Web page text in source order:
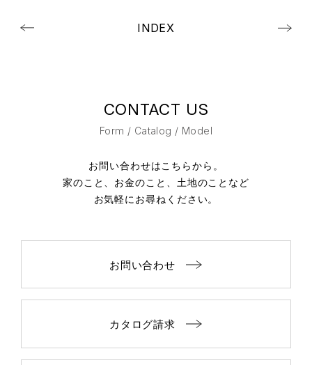
INDEX
CONTACT US
Form / Catalog / Model
お問い合わせはこちらから。
家のこと、お金のこと、土地のことなど
お気軽にお尋ねください。
お問い合わせ
カタログ請求